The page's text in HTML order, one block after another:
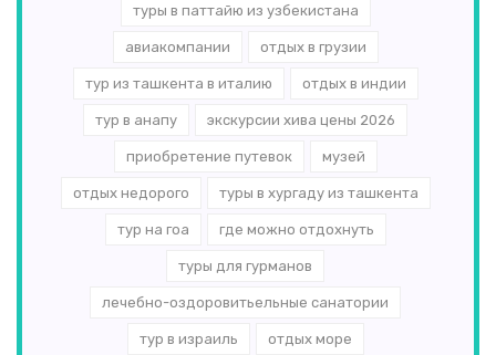
туры в паттайю из узбекистана
авиакомпании отдых в грузии
тур из ташкента в италию отдых в индии
тур в анапу экскурсии хива цены 2026
приобретение путевок музей
отдых недорого туры в хургаду из ташкента
тур на гоа где можно отдохнуть
туры для гурманов
лечебно-оздоровитьельные санатории
тур в израиль отдых море